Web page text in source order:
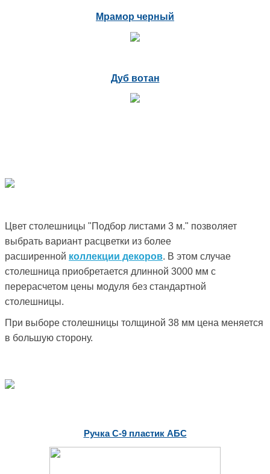
Мрамор черный
Дуб вотан
Цвет столешницы "Подбор листами 3 м." позволяет
выбрать вариант расцветки из более
расширенной коллекции декоров. В этом случае
столешница приобретается длинной 3000 мм с
перерасчетом цены модуля без стандартной
столешницы.
При выборе столешницы толщиной 38 мм цена меняется
в большую сторону.
Ручка С-9 пластик АБС